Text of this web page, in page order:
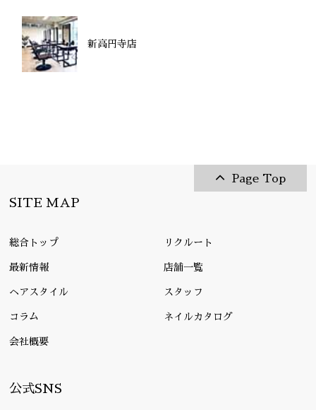
新高円寺店
Page Top
SITE MAP
総合トップ リクルート
最新情報 店舗一覧
ヘアスタイル スタッフ
コラム ネイルカタログ
会社概要
公式SNS